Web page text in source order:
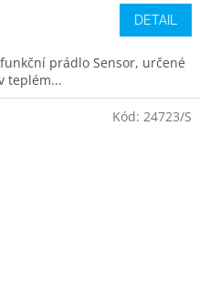
DETAIL
prádlo Sensor, určené
teplém...
Kód: 24723/S